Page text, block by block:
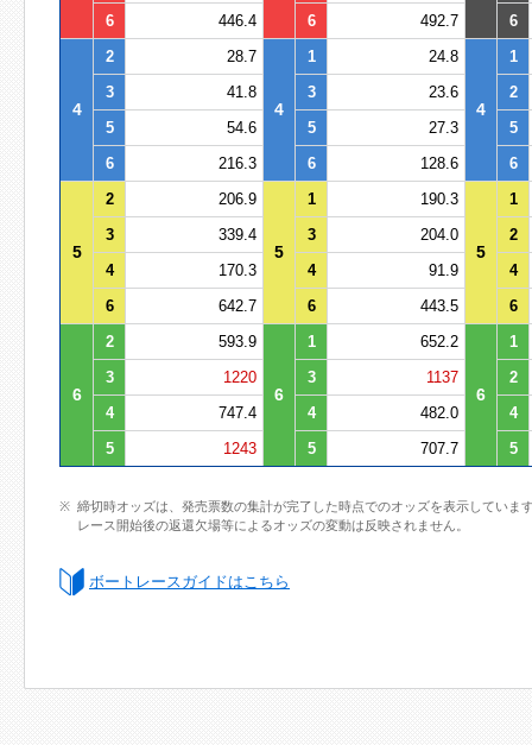
6
446.4 6 492.7 6
4
2 28.7
4
1 24.8
4
1
3
41.8 3 23.6
2
5
54.6 5 27.3
5
6
216.3 6 128.6 6
5
2 206.9
5
1 190.3
5
1
3
339.4 3 204.0
2
4
170.3 4 91.9
4
6
642.7 6 443.5 6
6
2 593.9
6
1 652.2
6
1
3
1220 3 1137
2
4
747.4 4 482.0
4
5
1243 5 707.7 5
締切時オッズは、発売票数の集計が完了した時点でのオッズを表示していま
レース開始後の返還欠場等によるオッズの変動は反映されません。
ボートレースガイドはこちら